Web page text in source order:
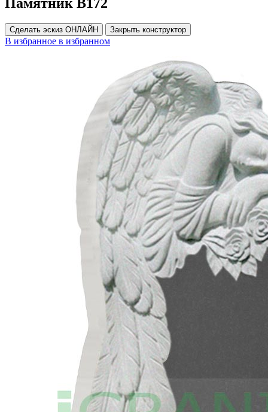
Памятник В172
Сделать эскиз ОНЛАЙН Закрыть конструктор
В избранное в избранном